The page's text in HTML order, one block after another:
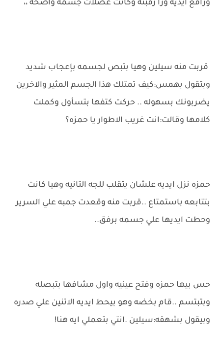
ورافع ايديه ورا رقبته وكانت عضلات جسمه واضحه ،،
قربت منه سيلين وهيا بتبص لجسمه بإعجاب شديد
وبتقول بهمس:كيف تمتلك هذا الجسم المثير والاخرين
يضربونك بسهوله .. حركت كتفها بتسأول وكملت
كلامها وقالت:انت غريب الاطوار يا حمزه؟
حمزه نزل ايديه علشان يتقلب للجه التانيه وهيا كانت
بتتابعه باستمتاع ..قربت منه وقعدت جمبه علي السرير
وحطت ايديها علي جسمه برفق..
حس بيها حمزه وفتح عينيه واول مشافها بتبصله
وبتبتسم ..قام بخضه وهو بيحط ايديه الاتنين علي صدره
وبيقول بشهقه:سيلين .انتي بتعملي ايه هنا!